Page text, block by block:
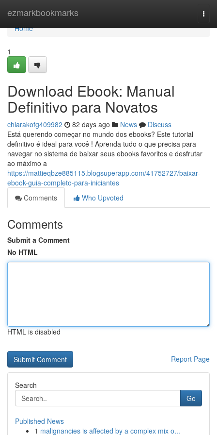
ezmarkbookmarks
Home
Home
1
Download Ebook: Manual
Definitivo para Novatos
chiarakofg409982 82 days ago News
Discuss
Está querendo começar no mundo dos ebooks? Este tutorial
definitivo é ideal para você ! Aprenda tudo o que precisa para
navegar no sistema de baixar seus ebooks favoritos e desfrutar
ao máximo a
https://mattieqbze885115.blogsuperapp.com/41752727/baixar-
ebook-guia-completo-para-iniciantes
Comments
Who Upvoted
Comments
Submit a Comment
No HTML
HTML is disabled
Report Page
Search
Go
Published News
1 malignancies is affected by a complex mix o...